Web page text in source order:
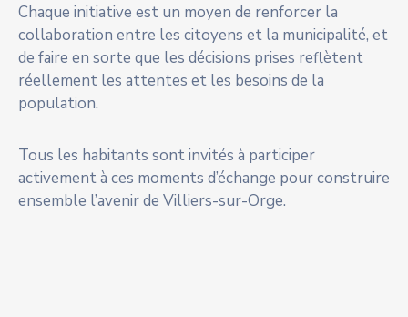
Chaque initiative est un moyen de renforcer la
collaboration entre les citoyens et la municipalité, et
de faire en sorte que les décisions prises reflètent
réellement les attentes et les besoins de la
population.
Tous les habitants sont invités à participer
activement à ces moments d’échange pour construire
ensemble l’avenir de Villiers-sur-Orge.